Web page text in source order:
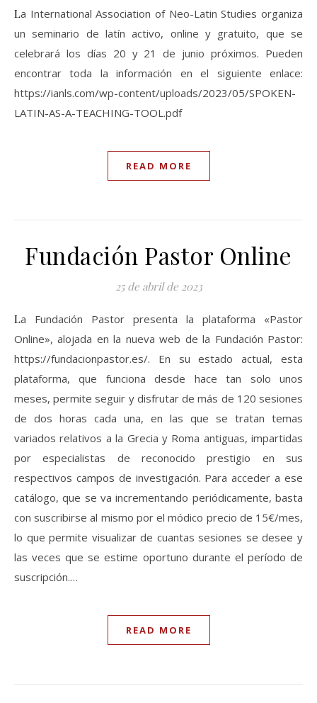
La International Association of Neo-Latin Studies organiza
un seminario de latín activo, online y gratuito, que se
celebrará los días 20 y 21 de junio próximos. Pueden
encontrar toda la información en el siguiente enlace:
https://ianls.com/wp-content/uploads/2023/05/SPOKEN-
LATIN-AS-A-TEACHING-TOOL.pdf
READ MORE
Fundación Pastor Online
25 de abril de 2023
La Fundación Pastor presenta la plataforma «Pastor
Online», alojada en la nueva web de la Fundación Pastor:
https://fundacionpastor.es/. En su estado actual, esta
plataforma, que funciona desde hace tan solo unos
meses, permite seguir y disfrutar de más de 120 sesiones
de dos horas cada una, en las que se tratan temas
variados relativos a la Grecia y Roma antiguas, impartidas
por especialistas de reconocido prestigio en sus
respectivos campos de investigación. Para acceder a ese
catálogo, que se va incrementando periódicamente, basta
con suscribirse al mismo por el módico precio de 15€/mes,
lo que permite visualizar de cuantas sesiones se desee y
las veces que se estime oportuno durante el período de
suscripción.…
READ MORE